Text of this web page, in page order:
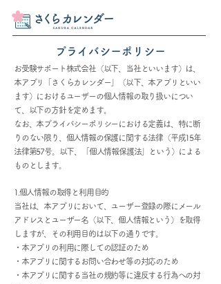
プライバシーポリシー
お受験サポート株式会社（以下、当社といいます）は、
本アプリ「さくらカレンダー」（以下、本アプリといい
ます）におけるユーザーの個人情報の取り扱いについ
て、以下の方針を定めます。
なお、本プライバシーポリシーにおける定義は、特に断
りのない限り、個人情報の保護に関する法律（平成15年
法律第57号。以下、「個人情報保護法」という）による
ものとします。
1.個人情報の取得と利用目的
当社は、本アプリにおいて、ユーザー登録の際にメール
アドレスとユーザー名（以下、個人情報という）を取得
しますが、その利用目的は以下の通りです。
・本アプリの利用に際しての認証のため
・本アプリに関するお問い合わせ等の対応のため
・本アプリに関する当社の規約等に違反する行為への対